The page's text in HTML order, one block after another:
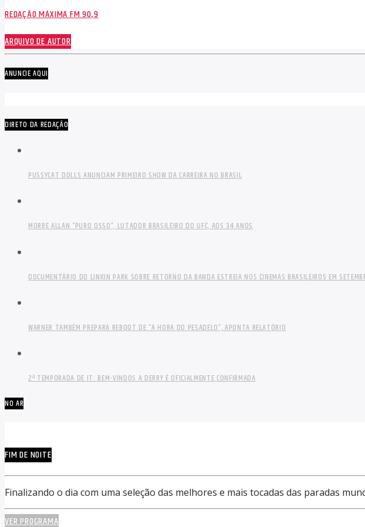
REDAÇÃO MÁXIMA FM 90,9
ARQUIVO DE AUTOR
ANUNCIE AQUI
DIRETO DA REDAÇÃO
PUSSYCAT DOLLS ANUNCIAM PRIMEIRO SHOW DA CARREIRA NO BRASIL
MORRE ALLAN “PURO OSSO”, LUTADOR BRASILEIRO DO UFC, AOS 34 ANOS
DOCUMENTÁRIO DO LINKIN PARK SOBRE RETORNO DA BANDA ESTREIA NOS CINEMAS BRASILEIROS EM
WARNER TAMBÉM PREPARA REBOOT DE “A HORA DO PESADELO”, APONTA RELATÓRIO
2ª TEMPORADA DE IT: BEM-VINDOS A DERRY É OFICIALMENTE CONFIRMADA
NO AR
FIM DE NOITE
Finalizando o dia com uma seleção das melhores e mais tocadas das paradas
VER PROGRAMA